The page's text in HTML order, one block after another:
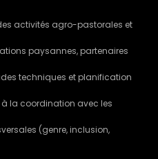
activités agro-pastorales et
paysannes, partenaires
techniques et planification
à la coordination avec les
(genre, inclusion,